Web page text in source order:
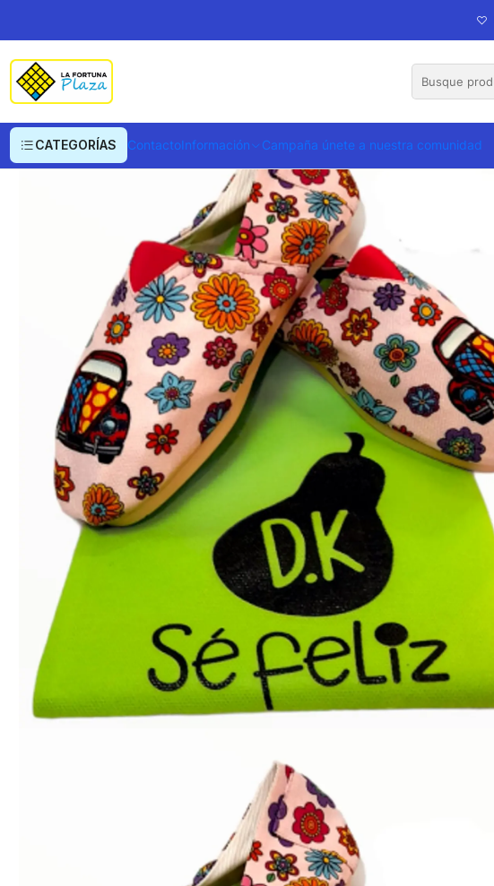
CATEGORÍAS ContactoInformación Campaña únete a nuestra comunidad